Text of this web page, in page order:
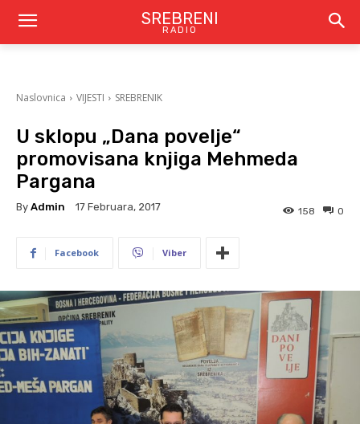
SREBRENI
RADIO
Naslovnica VIJESTI SREBRENIK
U sklopu „Dana povelje“
promovisana knjiga Mehmeda
Pargana
By Admin 17 Februara, 2017 0
158
Facebook Viber